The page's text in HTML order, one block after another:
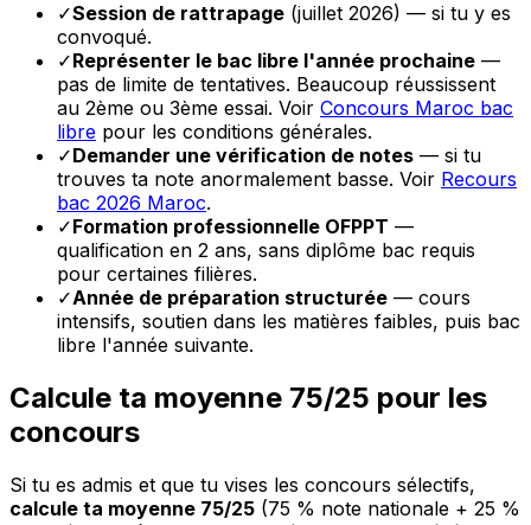
✓Session de rattrapage (juillet 2026) — si tu y es
convoqué.
✓Représenter le bac libre l'année prochaine —
pas de limite de tentatives. Beaucoup réussissent
au 2ème ou 3ème essai. Voir Concours Maroc bac
libre pour les conditions générales.
✓Demander une vérification de notes — si tu
trouves ta note anormalement basse. Voir Recours
bac 2026 Maroc.
✓Formation professionnelle OFPPT —
qualification en 2 ans, sans diplôme bac requis
pour certaines filières.
✓Année de préparation structurée — cours
intensifs, soutien dans les matières faibles, puis bac
libre l'année suivante.
Calcule ta moyenne 75/25 pour les
concours
Si tu es admis et que tu vises les concours sélectifs,
calcule ta moyenne 75/25 (75 % note nationale + 25 %